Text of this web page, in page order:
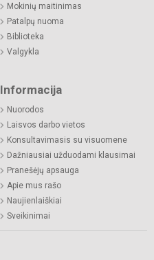
Mokinių maitinimas
Patalpų nuoma
Biblioteka
Valgykla
Informacija
Nuorodos
Laisvos darbo vietos
Konsultavimasis su visuomene
Dažniausiai užduodami klausimai
Pranešėjų apsauga
Apie mus rašo
Naujienlaiškiai
Sveikinimai